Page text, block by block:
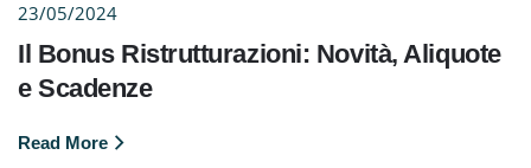
23/05/2024
Il Bonus Ristrutturazioni: Novità, Aliquote
e Scadenze
Read More